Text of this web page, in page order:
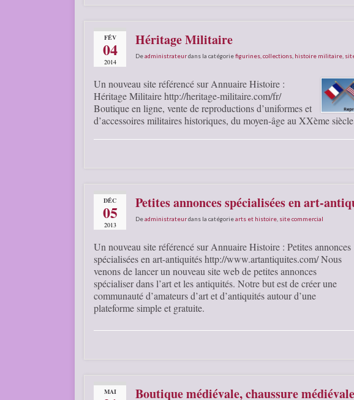
FÉV
04
2014
Héritage Militaire
Deadministrateurdans la catégoriefigurines, collections histoire militaire
Un nouveau site référencé sur Annuaire Histoire :
Héritage Militaire http://heritage-militaire.com/fr/
Boutique en ligne, vente de reproductions d’uniformes et
d’accessoires militaires historiques, du moyen-âge au XXème
DÉC
05
2013
Petites annonces spécialisées en art-
Deadministrateurdans la catégoriearts et histoire site commercial
Un nouveau site référencé sur Annuaire Histoire : Petites annonces
spécialisées en art-antiquités http://www.artantiquites.com/ Nous
venons de lancer un nouveau site web de petites annonces
spécialiser dans l’art et les antiquités. Notre but est de créer une
communauté d’amateurs d’art et d’antiquités autour d’une
plateforme simple et gratuite.
MAI Boutique médiévale, chaussure